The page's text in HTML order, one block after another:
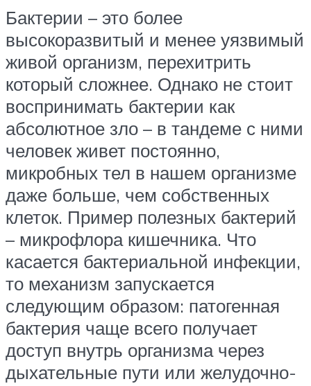
Бактерии – это более
высокоразвитый и менее уязвимый
живой организм, перехитрить
который сложнее. Однако не стоит
воспринимать бактерии как
абсолютное зло – в тандеме с ними
человек живет постоянно,
микробных тел в нашем организме
даже больше, чем собственных
клеток. Пример полезных бактерий
– микрофлора кишечника. Что
касается бактериальной инфекции,
то механизм запускается
следующим образом: патогенная
бактерия чаще всего получает
доступ внутрь организма через
дыхательные пути или желудочно-